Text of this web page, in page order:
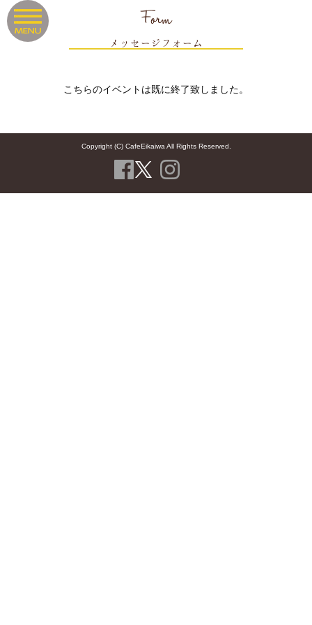
Form
メッセージフォーム
こちらのイベントは既に終了致しました。
Copyright (C) CafeEikaiwa All Rights Reserved.